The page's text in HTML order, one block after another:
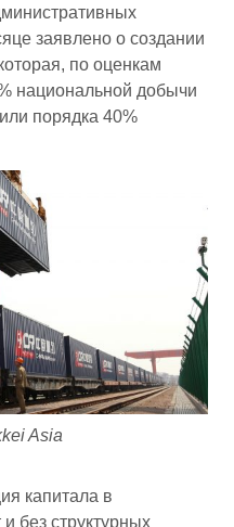
заявлено о создании
по оценкам
национальной добычи
порядка 40%
Asia
капитала в
без структурных